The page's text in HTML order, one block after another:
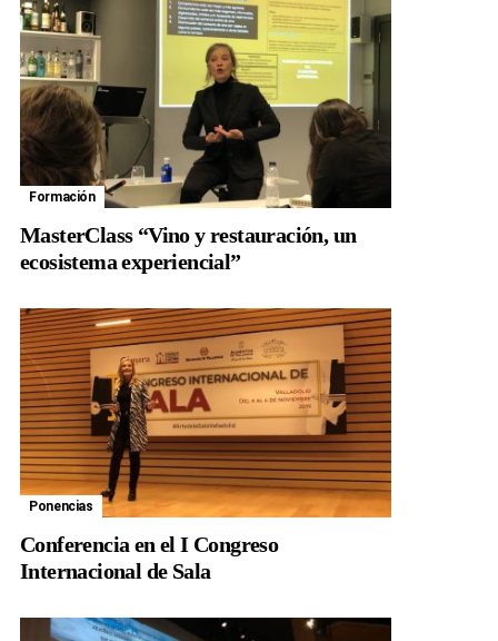
Formación
MasterClass “Vino y restauración, un
ecosistema experiencial”
Ponencias
Conferencia en el I Congreso
Internacional de Sala